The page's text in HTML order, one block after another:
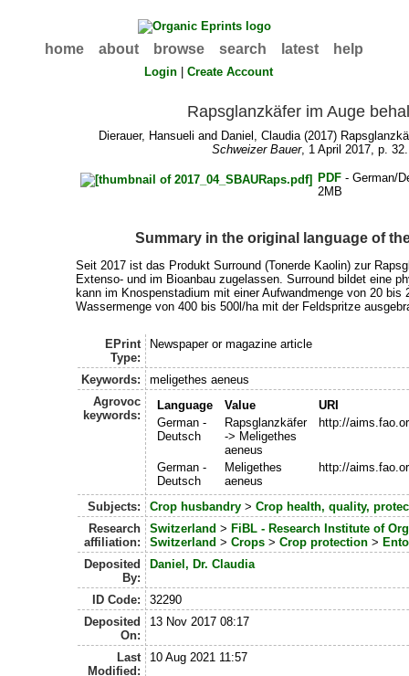
home about browse search latest help
Login |Create Account
Rapsglanzkäfer im Auge
Dierauer, Hansueli and Daniel, Claudia(2017)
Schweizer Bauer, 1 April 2017, p. 32.
PDF - German/
2MB
Summary in the original language of
Seit 2017 ist das Produkt Surround (Tonerde Kaolin) zur
Extenso- und im Bioanbau zugelassen. Surround bildet eine
kann im Knospenstadium mit einer Aufwandmenge von 20 bis
Wassermenge von 400 bis 500l/ha mit der Feldspritze
EPrint
Type:
Newspaper or magazine article
Keywords:
meligethes aeneus
Agrovoc
keywords:
Language Value
URI
German -
Deutsch
Rapsglanzkäfer
-> Meligethes
aeneus
http://
German -
Deutsch
Meligethes
aeneus
http://
Subjects: Crop husbandry> Crop health, quality,
Research
affiliation:
Switzerland > FiBL - Research Institute of
Switzerland > Crops> Crop protection>
Deposited
By:
Daniel, Dr. Claudia
ID Code:
32290
Deposited
On:
13 Nov 2017 08:17
Last
Modified:
10 Aug 2021 11:57